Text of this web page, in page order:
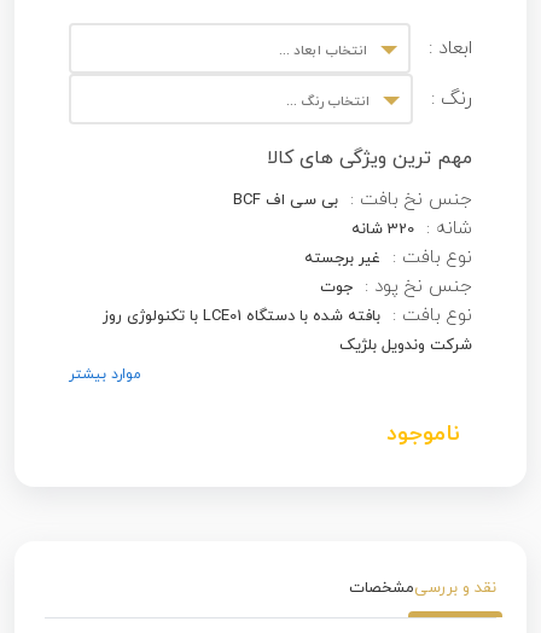
ابعاد : انتخاب ابعاد ...
رنگ : انتخاب رنگ ...
مهم ترین ویژگی های کالا
جنس نخ بافت : بی سی اف BCF
شانه : 320 شانه
نوع بافت : غیر برجسته
جنس نخ پود : جوت
نوع بافت :
بافته شده با دستگاه LCE01 با تکنولوژی روز
شرکت وندویل بلژیک
موارد بیشتر
ناموجود
نقد و بررسیمشخصات